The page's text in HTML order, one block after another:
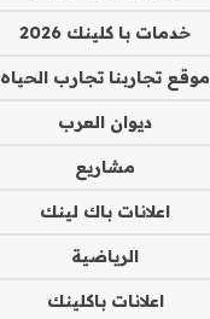
خدمات با كلينك 2026
موقع تجاربنا تجارب الحياه
ديوان العرب
مشاريع
اعلانات باك لينك
الرياضية
اعلانات باكلينك